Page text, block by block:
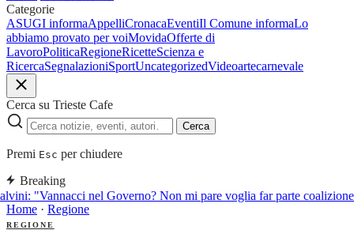
Categorie
ASUGI informaAppelliCronacaEventiIl Comune informaLo
abbiamo provato per voiMovidaOfferte di
LavoroPoliticaRegioneRicetteScienza e
RicercaSegnalazioniSportUncategorizedVideoartecarnevale
Cerca su Trieste Cafe
Cerca
Premi Esc per chiudere
Breaking
"Vannacci nel Governo? Non mi pare voglia far parte
Home · Regione
REGIONE